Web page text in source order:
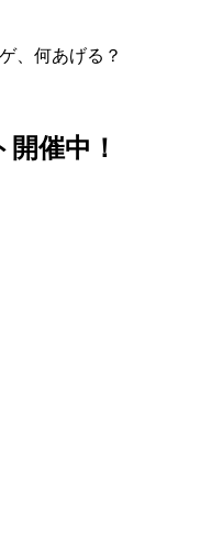
、何あげる？
催中！